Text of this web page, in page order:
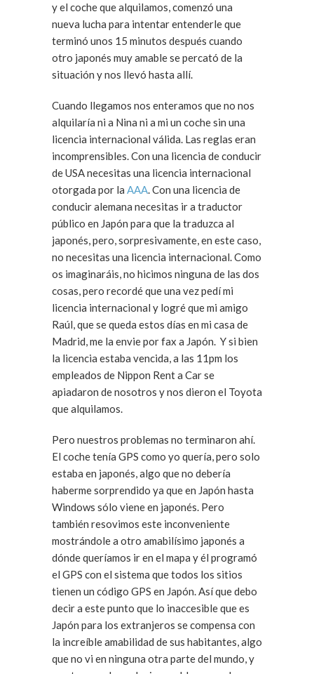
y el coche que alquilamos, comenzó una
nueva lucha para intentar entenderle que
terminó unos 15 minutos después cuando
otro japonés muy amable se percató de la
situación y nos llevó hasta allí.
Cuando llegamos nos enteramos que no nos
alquilaría ni a Nina ni a mi un coche sin una
licencia internacional válida. Las reglas eran
incomprensibles. Con una licencia de conducir
de USA necesitas una licencia internacional
otorgada por la AAA. Con una licencia de
conducir alemana necesitas ir a traductor
público en Japón para que la traduzca al
japonés, pero, sorpresivamente, en este caso,
no necesitas una licencia internacional. Como
os imaginaráis, no hicimos ninguna de las dos
cosas, pero recordé que una vez pedí mi
licencia internacional y logré que mi amigo
Raúl, que se queda estos días en mi casa de
Madrid, me la envie por fax a Japón. Y si bien
la licencia estaba vencida, a las 11pm los
empleados de Nippon Rent a Car se
apiadaron de nosotros y nos dieron el Toyota
que alquilamos.
Pero nuestros problemas no terminaron ahí.
El coche tenía GPS como yo quería, pero solo
estaba en japonés, algo que no debería
haberme sorprendido ya que en Japón hasta
Windows sólo viene en japonés. Pero
también resovimos este inconveniente
mostrándole a otro amabilísimo japonés a
dónde queríamos ir en el mapa y él programó
el GPS con el sistema que todos los sitios
tienen un código GPS en Japón. Así que debo
decir a este punto que lo inaccesible que es
Japón para los extranjeros se compensa con
la increíble amabilidad de sus habitantes, algo
que no vi en ninguna otra parte del mundo, y